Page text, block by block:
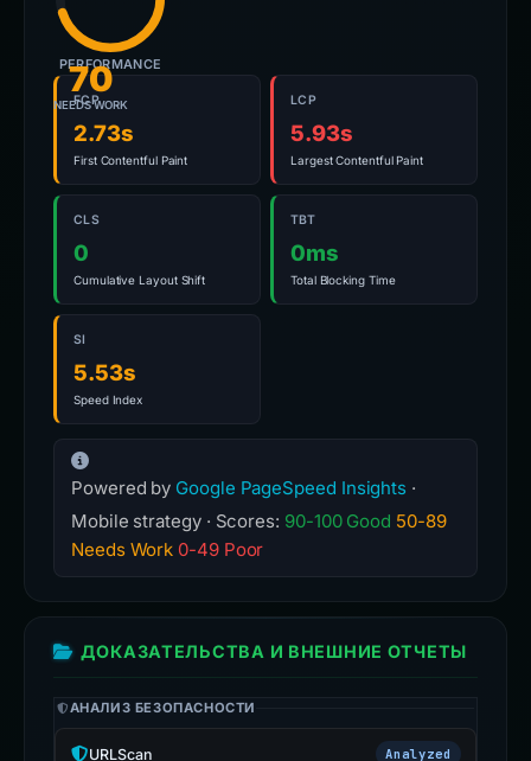
70
NEEDS WORK
PERFORMANCE
FCP
2.73s
First Contentful Paint
LCP
5.93s
Largest Contentful Paint
CLS
0
Cumulative Layout Shift
TBT
0ms
Total Blocking Time
SI
5.53s
Speed Index
Powered by Google PageSpeed Insights ·
Mobile strategy · Scores: 90-100 Good 50-89
Needs Work 0-49 Poor
ДОКАЗАТЕЛЬСТВА И ВНЕШНИЕ ОТЧЕТЫ
АНАЛИЗ БЕЗОПАСНОСТИ
URLScan Analyzed